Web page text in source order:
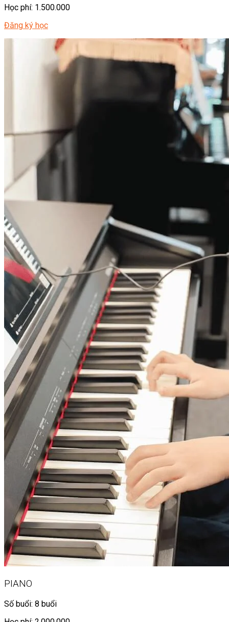
Học phí: 1.500.000
Đăng ký học
PIANO
Số buổi: 8 buổi